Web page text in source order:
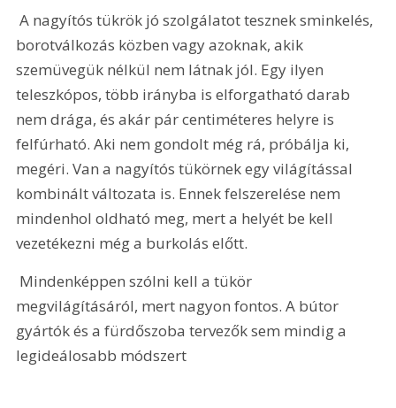
A nagyítós tükrök jó szolgálatot tesznek sminkelés,
borotválkozás közben vagy azoknak, akik
szemüvegük nélkül nem látnak jól. Egy ilyen
teleszkópos, több irányba is elforgatható darab
nem drága, és akár pár centiméteres helyre is
felfúrható. Aki nem gondolt még rá, próbálja ki,
megéri. Van a nagyítós tükörnek egy világítással
kombinált változata is. Ennek felszerelése nem
mindenhol oldható meg, mert a helyét be kell
vezetékezni még a burkolás előtt.
megvilágításáról, mert nagyon fontos. A bútor
gyártók és a fürdőszoba tervezők sem mindig a
legideálosabb módszert